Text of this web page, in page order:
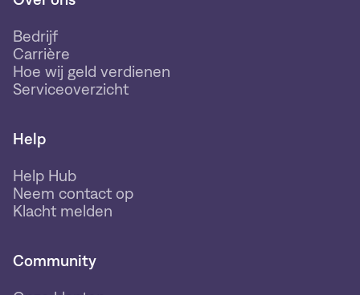
Bedrijf
Carrière
Hoe wij geld verdienen
Serviceoverzicht
Help
Help Hub
Neem contact op
Klacht melden
Community